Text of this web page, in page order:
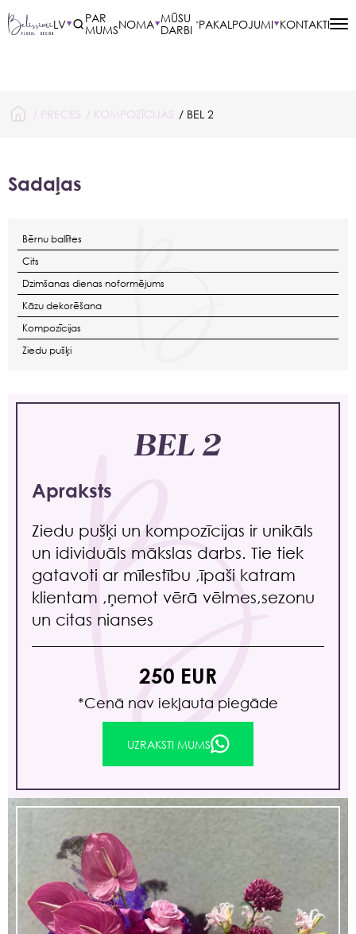
LV
PAR
MUMSNOMA MŪSU
DARBI PAKALPOJUMI KONTAKTI
/ PRECES / KOMPOZĪCIJAS / BEL 2
Sadaļas
Bērnu ballītes
Cits
Dzimšanas dienas noformējums
Kāzu dekorēšana
Kompozīcijas
Ziedu pušķi
BEL 2
Apraksts
Ziedu pušķi un kompozīcijas ir unikāls
un idividuāls mākslas darbs. Tie tiek
gatavoti ar mīlestību ,īpaši katram
klientam ,ņemot vērā vēlmes,sezonu
un citas nianses
250 EUR
*Сenā nav iekļauta piegāde
UZRAKSTI MUMS